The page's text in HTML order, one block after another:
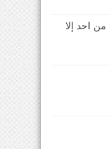
احد إلا